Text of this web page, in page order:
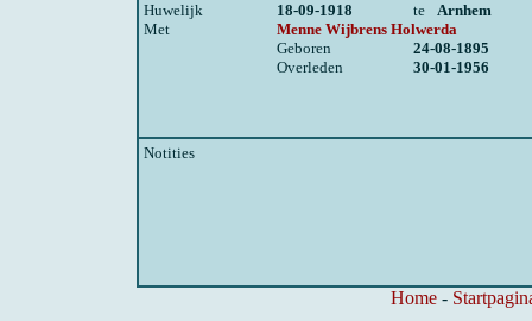
Huwelijk 18-09-1918 te
Arnhem
Met
Menne Wijbrens Holwerda
Geboren
24-08-1895
Overleden
30-01-1956
Notities
Home-